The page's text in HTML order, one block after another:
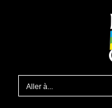
Aller à...